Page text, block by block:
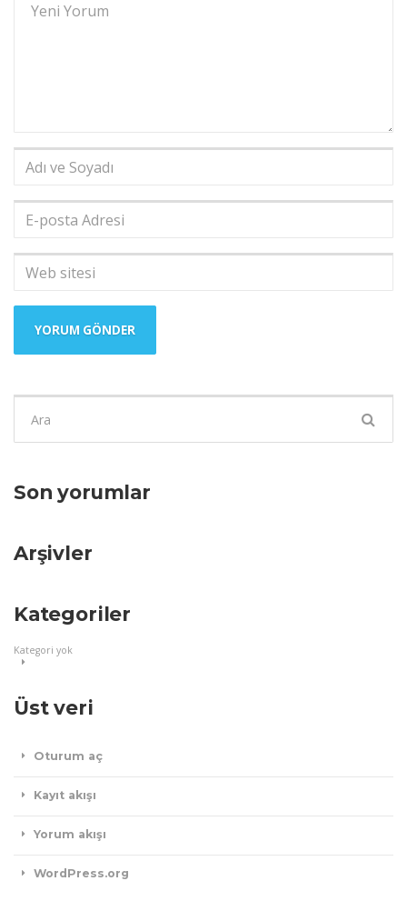
Adı
Soyadı*
posta
Adresi*
Web
ara:
Son yorumlar
Arşivler
Kategoriler
Kategori yok
Üst veri
Oturum aç
Kayıt akışı
Yorum akışı
WordPress.org